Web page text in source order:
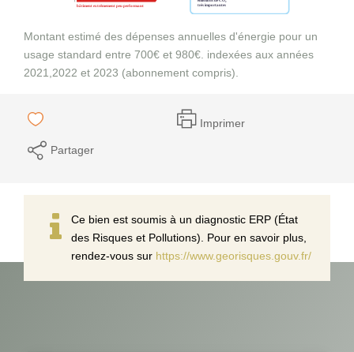
Montant estimé des dépenses annuelles d'énergie pour un
usage standard entre 700€ et 980€. indexées aux années
2021,2022 et 2023 (abonnement compris).
Imprimer
Partager
Ce bien est soumis à un diagnostic ERP (État
des Risques et Pollutions). Pour en savoir plus,
rendez-vous sur https://www.georisques.gouv.fr/